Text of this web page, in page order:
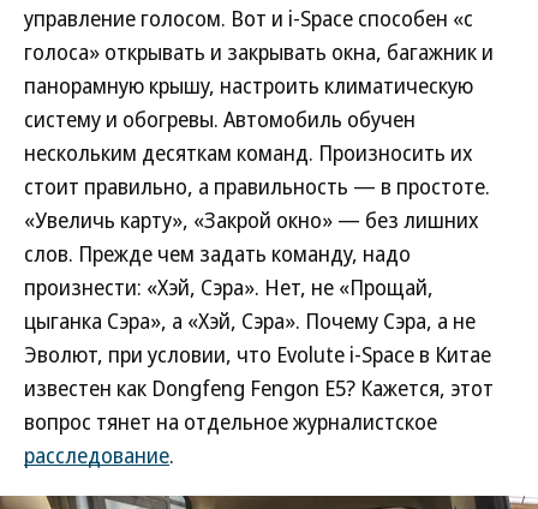
управление голосом. Вот и i-Space способен «с
голоса» открывать и закрывать окна, багажник и
панорамную крышу, настроить климатическую
систему и обогревы. Автомобиль обучен
нескольким десяткам команд. Произносить их
стоит правильно, а правильность — в простоте.
«Увеличь карту», «Закрой окно» — без лишних
слов. Прежде чем задать команду, надо
произнести: «Хэй, Сэра». Нет, не «Прощай,
цыганка Сэра», а «Хэй, Сэра». Почему Сэра, а не
Эволют, при условии, что Evolute i-Space в Китае
известен как Dongfeng Fengon E5? Кажется, этот
вопрос тянет на отдельное журналистское
расследование.